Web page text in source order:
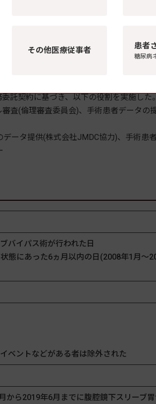
with type 2 diabetes mellitus in Japan:
of Diabetes Investigation 2021年7月15日)
long-term control of T2 Diabetes in
年11月15日)
of COVID-19 in the United
27日)
託契約に基づき、以下の役割を実施した。
査(倫理審査委員会)、手術患者データの提
ータ提供(株式会社JMDC協力)、手術患
バイパス術が行われた日
態にあった6ヵ月以内の日(2008年1月～
ベントなどがある者は除外された
から2019年6月までに腹腔鏡下スリーブ
その他医療従事者 患者
糖尿病